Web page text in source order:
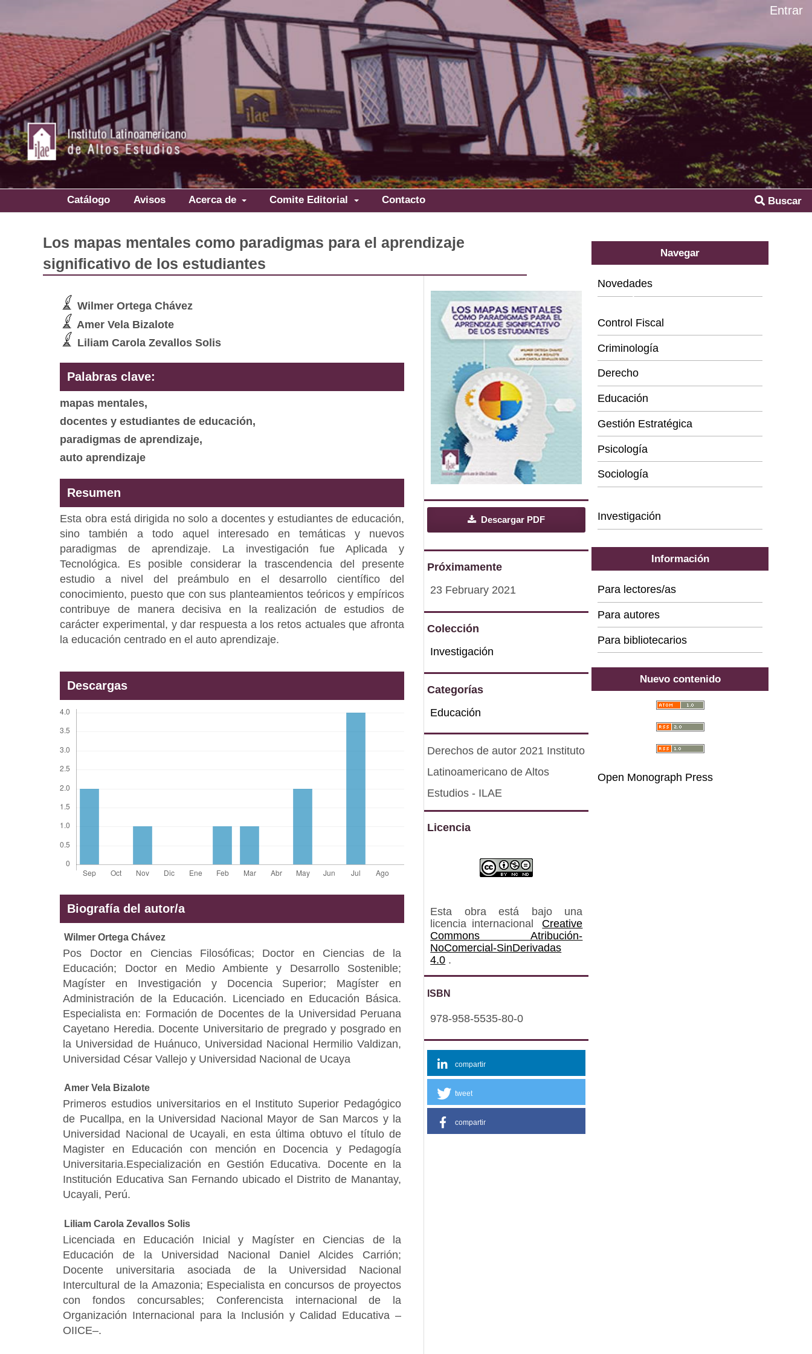
Catálogo Avisos Acerca de Comite Editorial Contacto Buscar
Entrar
Los mapas mentales como paradigmas para el aprendizaje
significativo de los estudiantes
Wilmer Ortega Chávez
Amer Vela Bizalote
Liliam Carola Zevallos Solis
Palabras clave:
mapas mentales,
docentes y estudiantes de educación,
paradigmas de aprendizaje,
auto aprendizaje
Resumen
Esta obra está dirigida no solo a docentes y estudiantes de educación,
sino también a todo aquel interesado en temáticas y nuevos
paradigmas de aprendizaje. La investigación fue Aplicada y
Tecnológica. Es posible considerar la trascendencia del presente
estudio a nivel del preámbulo en el desarrollo científico del
conocimiento, puesto que con sus planteamientos teóricos y empíricos
contribuye de manera decisiva en la realización de estudios de
carácter experimental, y dar respuesta a los retos actuales que afronta
la educación centrado en el auto aprendizaje.
Descargas
Biografía del autor/a
Wilmer Ortega Chávez
Pos Doctor en Ciencias Filosóficas; Doctor en Ciencias de la
Educación; Doctor en Medio Ambiente y Desarrollo Sostenible;
Magíster en Investigación y Docencia Superior; Magíster en
Administración de la Educación. Licenciado en Educación Básica.
Especialista en: Formación de Docentes de la Universidad Peruana
Cayetano Heredia. Docente Universitario de pregrado y posgrado en
la Universidad de Huánuco, Universidad Nacional Hermilio Valdizan,
Universidad César Vallejo y Universidad Nacional de Ucaya
Amer Vela Bizalote
Primeros estudios universitarios en el Instituto Superior Pedagógico
de Pucallpa, en la Universidad Nacional Mayor de San Marcos y la
Universidad Nacional de Ucayali, en esta última obtuvo el título de
Magister en Educación con mención en Docencia y Pedagogía
Universitaria.Especialización en Gestión Educativa. Docente en la
Institución Educativa San Fernando ubicado el Distrito de Manantay,
Ucayali, Perú.
Liliam Carola Zevallos Solis
Licenciada en Educación Inicial y Magíster en Ciencias de la
Educación de la Universidad Nacional Daniel Alcides Carrión;
Docente universitaria asociada de la Universidad Nacional
Intercultural de la Amazonia; Especialista en concursos de proyectos
con fondos concursables; Conferencista internacional de la
Organización Internacional para la Inclusión y Calidad Educativa –
OIICE–.
Descargar PDF
Próximamente
23 February 2021
Colección
Investigación
Categorías
Educación
Derechos de autor 2021 Instituto
Latinoamericano de Altos
Estudios - ILAE
Licencia
Esta obra está bajo una
licencia internacional
Creative
Commons Atribución-
NoComercial-SinDerivadas
4.0 .
ISBN
978-958-5535-80-0
compartir
tweet
compartir
Navegar
Novedades
Categorías
Control Fiscal
Criminología
Derecho
Educación
Gestión Estratégica
Psicología
Sociología
Investigación
Información
Para lectores/as
Para autores
Para bibliotecarios
Nuevo contenido
Open Monograph Press